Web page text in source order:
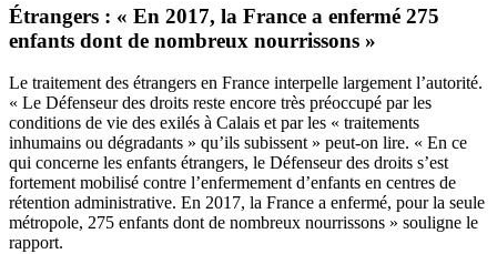
Étrangers : « En 2017, la France a enfermé 275
enfants dont de nombreux nourrissons »
Le traitement des étrangers en France interpelle largement l’autorité.
« Le Défenseur des droits reste encore très préoccupé par les
conditions de vie des exilés à Calais et par les « traitements
inhumains ou dégradants » qu’ils subissent » peut-on lire. « En ce
qui concerne les enfants étrangers, le Défenseur des droits s’est
fortement mobilisé contre l’enfermement d’enfants en centres de
rétention administrative. En 2017, la France a enfermé, pour la seule
métropole, 275 enfants dont de nombreux nourrissons » souligne le
rapport.